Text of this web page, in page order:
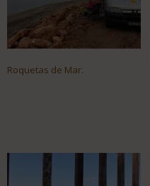
Roquetas de Mar.